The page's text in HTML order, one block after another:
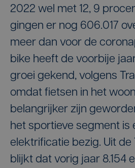
2022 wel met 12, 9
gingen er nog 606.017
meer dan voor de
bike heeft de voorbije
groei gekend, volgens
omdat fietsen in het
belangrijker zijn
het sportieve segment is
elektrificatie bezig. Uit de
blijkt dat vorig jaar 8.154